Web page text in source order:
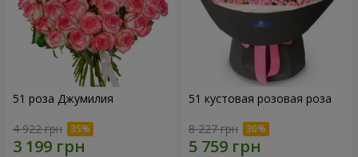
51 роза Джумилия
4 922 грн
51 кустовая розовая роза
8 227 грн